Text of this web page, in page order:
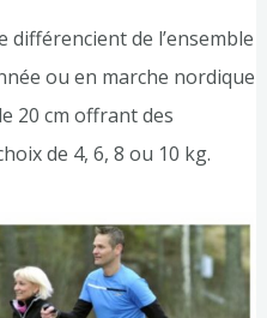
différencient de l’ensemble
ou en marche nordique
20 cm offrant des
de 4, 6, 8 ou 10 kg.